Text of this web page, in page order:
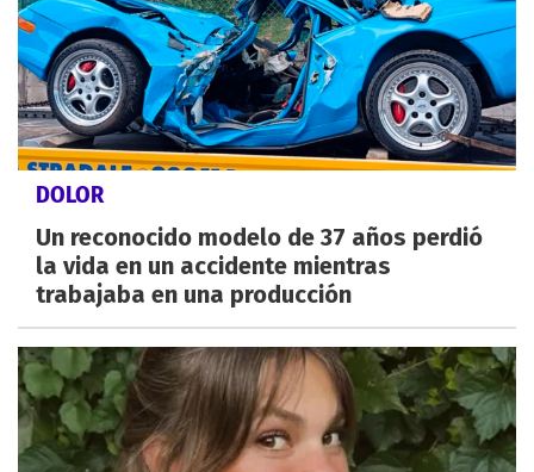
DOLOR
Un reconocido modelo de 37 años perdió
la vida en un accidente mientras
trabajaba en una producción